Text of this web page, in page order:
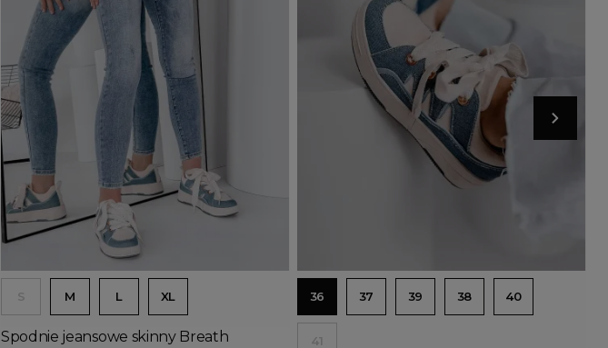
Dodaj do koszyka
S M L XL
Spodnie jeansowe skinny Breath
36 37 39 38 40
41